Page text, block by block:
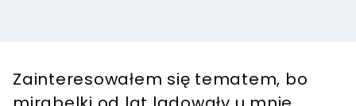
Zainteresowałem się tematem, bo